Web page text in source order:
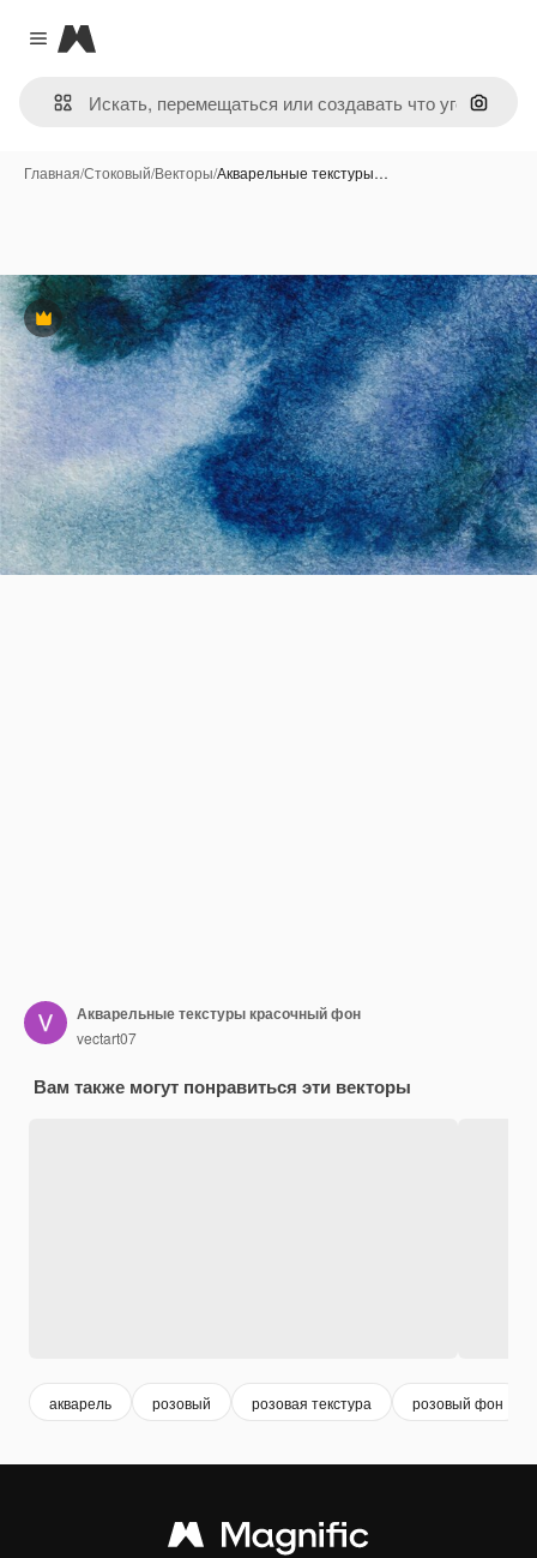
Close menu
Magnific
Поиск
Главная/Стоковый/Векторы/Акварельные текстуры…
Премиум
Акварельные текстуры красочный фон
vectart07
Вам также могут понравиться эти векторы
акварель розовый розовая текстура розовый фон